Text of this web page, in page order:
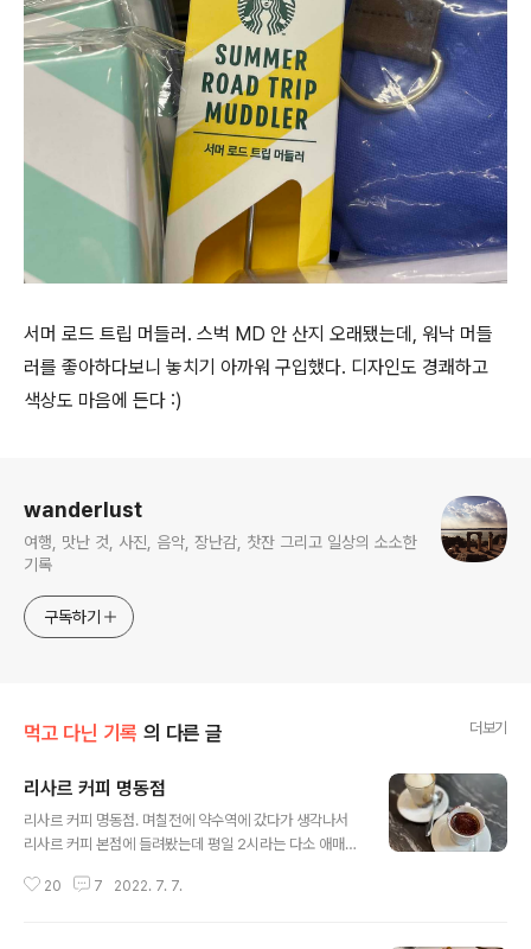
서머 로드 트립 머들러. 스벅 MD 안 산지 오래됐는데, 워낙 머들
러를 좋아하다보니 놓치기 아까워 구입했다. 디자인도 경쾌하고
색상도 마음에 든다 :)
wanderlust
여행, 맛난 것, 사진, 음악, 장난감, 찻잔 그리고 일상의 소소한
기록
구독하기
먹고 다닌 기록 의 다른 글 더보기
리사르 커피 명동점
리사르 커피 명동점. 며칠전에 약수역에 갔다가 생각나서
리사르 커피 본점에 들려봤는데 평일 2시라는 다소 애매한
피를 못마시고 나왔거든요. 그래서 대신, 오늘 명동을 지나
20 7 2022. 7. 7.